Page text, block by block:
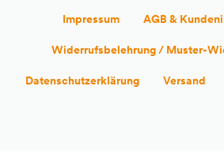
Impressum AGB &
Widerrufsbelehrung / Muster-
Datenschutzerklärung Versand